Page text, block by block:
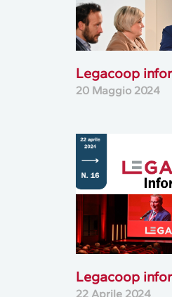
Legacoop
20 Maggio 2024
Legacoop
22 Aprile 2024